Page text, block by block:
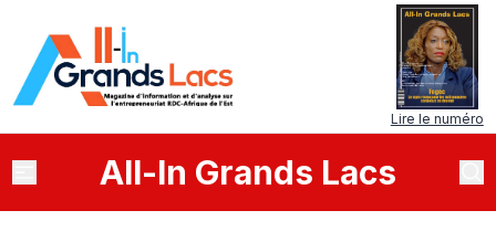
Lire le numéro
All-In Grands Lacs